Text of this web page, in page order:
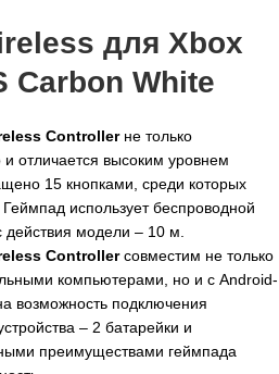
для Xbox
Carbon White
Controllerне только
и отличается высоким уровнем
15 кнопками, среди которых
использует беспроводной
модели – 10 м.
Controllerсовместим не только
компьютерами, но и с Android-
возможность подключения
– 2 батарейки и
преимуществами геймпада